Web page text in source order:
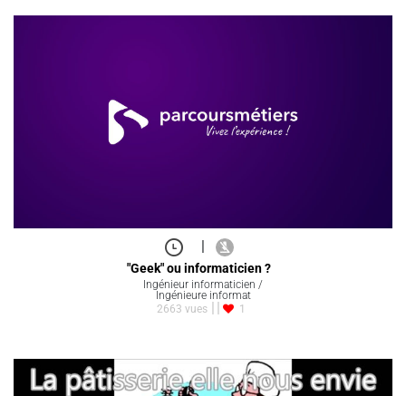
"Geek" ou informaticien ?
Ingénieur informaticien /
Ingénieure informat
2663 vues
1